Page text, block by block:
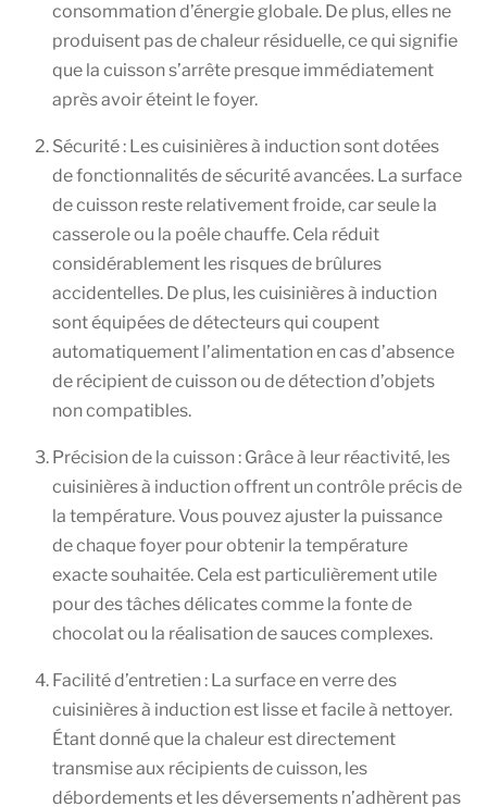
consommation d’énergie globale. De plus, elles ne
produisent pas de chaleur résiduelle, ce qui signifie
que la cuisson s’arrête presque immédiatement
après avoir éteint le foyer.
Sécurité : Les cuisinières à induction sont dotées
de fonctionnalités de sécurité avancées. La surface
de cuisson reste relativement froide, car seule la
casserole ou la poêle chauffe. Cela réduit
considérablement les risques de brûlures
accidentelles. De plus, les cuisinières à induction
sont équipées de détecteurs qui coupent
automatiquement l’alimentation en cas d’absence
de récipient de cuisson ou de détection d’objets
non compatibles.
Précision de la cuisson : Grâce à leur réactivité, les
cuisinières à induction offrent un contrôle précis de
la température. Vous pouvez ajuster la puissance
de chaque foyer pour obtenir la température
exacte souhaitée. Cela est particulièrement utile
pour des tâches délicates comme la fonte de
chocolat ou la réalisation de sauces complexes.
Facilité d’entretien : La surface en verre des
cuisinières à induction est lisse et facile à nettoyer.
Étant donné que la chaleur est directement
transmise aux récipients de cuisson, les
débordements et les déversements n’adhèrent pas